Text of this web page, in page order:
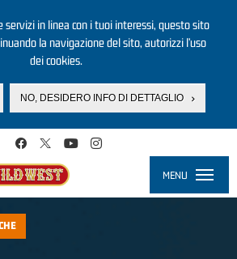
in linea con i tuoi interessi, questo sito
la navigazione del sito, autorizzi l’uso
dei cookies.
NO, DESIDERO INFO DI DETTAGLIO
MENU